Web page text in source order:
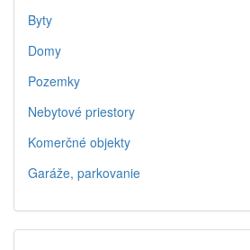
Byty
Domy
Pozemky
Nebytové priestory
Komerčné objekty
Garáže, parkovanie